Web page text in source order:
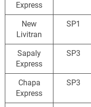
Express
New
Livitran
SP1
Sapaly
Express
SP3
Chapa
Express
SP3